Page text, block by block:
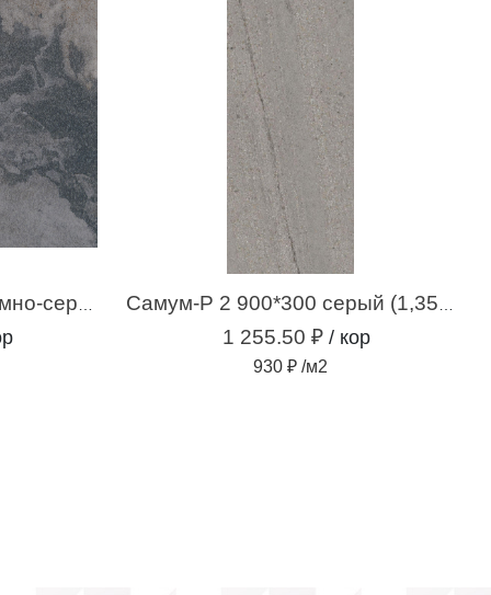
1 255.50 ₽ / кор
930 ₽ /м2